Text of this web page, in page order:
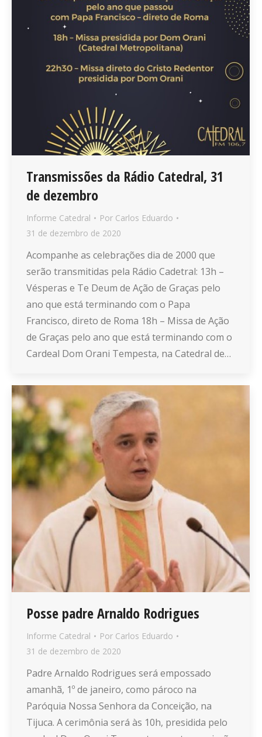
Transmissões da Rádio Catedral, 31
de dezembro
Informe Catedral Por Carlos Eduardo
31 de dezembro de 2020
Acompanhe as celebrações dia de 2000 que
serão transmitidas pela Rádio Cadetral: 13h –
Vésperas e Te Deum de Ação de Graças pelo
ano que está terminando com o Papa
Francisco, direto de Roma 18h – Missa de Ação
de Graças pelo ano que está terminando com o
Cardeal Dom Orani Tempesta, na Catedral de…
Posse padre Arnaldo Rodrigues
Informe Catedral Por Carlos Eduardo
31 de dezembro de 2020
Padre Arnaldo Rodrigues será empossado
amanhã, 1º de janeiro, como pároco na
Paróquia Nossa Senhora da Conceição, na
Tijuca. A cerimônia será às 10h, presidida pelo